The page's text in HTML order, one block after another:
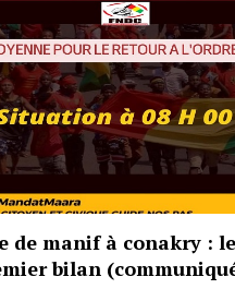
de manif à conakry :
bilan